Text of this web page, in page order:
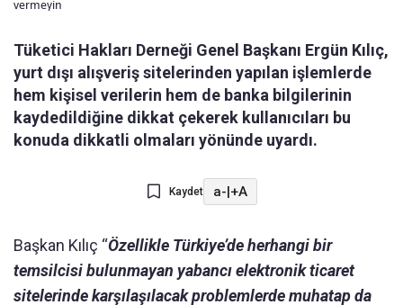
vermeyin
Tüketici Hakları Derneği Genel Başkanı Ergün Kılıç,
yurt dışı alışveriş sitelerinden yapılan işlemlerde
hem kişisel verilerin hem de banka bilgilerinin
kaydedildiğine dikkat çekerek kullanıcıları bu
konuda dikkatli olmaları yönünde uyardı.
Kaydet a-|+A
Başkan Kılıç “Özellikle Türkiye’de herhangi bir
temsilcisi bulunmayan yabancı elektronik ticaret
sitelerinde karşılaşılacak problemlerde muhatap da